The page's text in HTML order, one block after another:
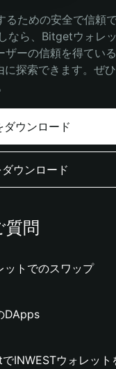
るための安全で信頼
なら、Bitgetウォレ
ザーの信頼を得てい
に探索できます。ぜ
ウンロード
ウンロード
質問
ットでのスワップ
DApps
INWESTウォレット